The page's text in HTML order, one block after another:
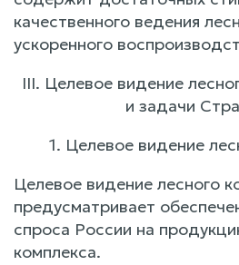
качественного ведения
ускоренного
III. Целевое видение
и задачи
1. Целевое видение
Целевое видение лесного
предусматривает
спроса России на
комплекса.